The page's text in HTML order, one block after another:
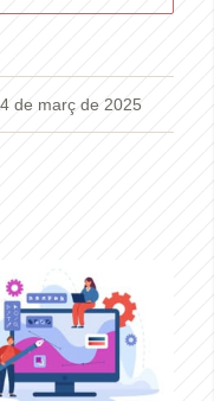
de març de 2025